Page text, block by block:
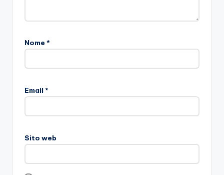
Nome *
Email *
Sito web